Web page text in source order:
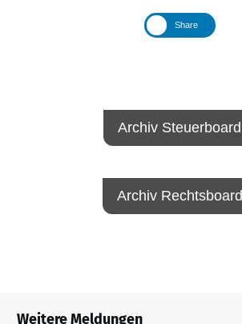
Share
Archiv Steuerboard
Archiv Rechtsboard
Weitere Meldungen